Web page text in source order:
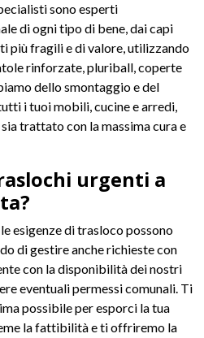
sono esperti
di ogni tipo di bene, dai capi
più fragili e di valore, utilizzando
rinforzate, pluriball, coperte
dello smontaggio e del
i tuoi mobili, cucine e arredi,
trattato con la massima cura e
urgenti a
esigenze di trasloco possono
di gestire anche richieste con
con la disponibilità dei nostri
eventuali permessi comunali. Ti
possibile per esporci la tua
la fattibilità e ti offriremo la